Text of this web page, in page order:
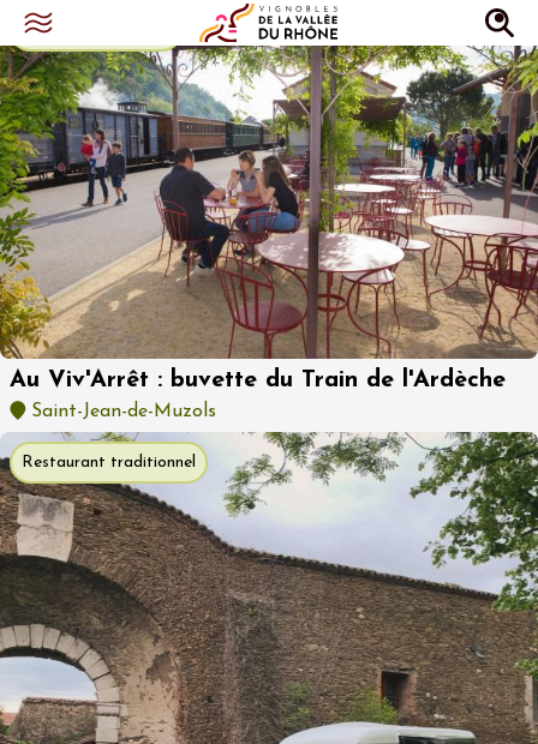
Restauration rapide
Au Viv'Arrêt : buvette du Train de l'Ardèche
Saint-Jean-de-Muzols
Restaurant traditionnel